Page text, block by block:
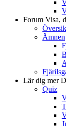
Forum Visa,
Ämnen
Lär dig mer
Quiz